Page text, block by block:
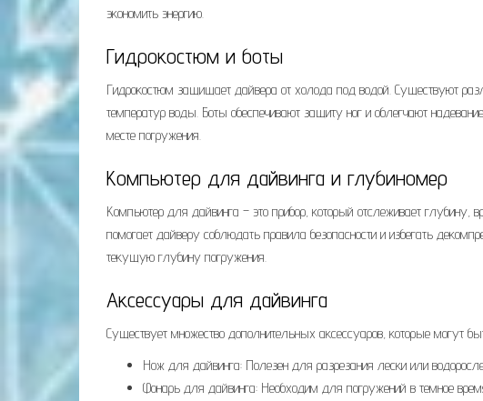
экономить энергию.
Гидрокостюм и боты
Гидрокостюм защищает дайвера от холода под водой. Существуют
температур воды. Боты обеспечивают защиту ног и облегчают
месте погружения.
Компьютер для дайвинга и глубиномер
Компьютер для дайвинга – это прибор, который отслеживает
помогает дайверу соблюдать правила безопасности и избегать
текущую глубину погружения.
Аксессуары для дайвинга
Существует множество дополнительных аксессуаров, которые могут
Нож для дайвинга: Полезен для разрезания лески или
Фонарь для дайвинга: Необходим для погружений в темное